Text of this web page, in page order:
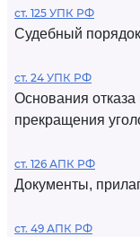
ст. 125 УПК РФ
Судебный
ст. 24 УПК РФ
Основания отказа
прекращения
ст. 126 АПК РФ
Документы,
ст. 49 АПК РФ